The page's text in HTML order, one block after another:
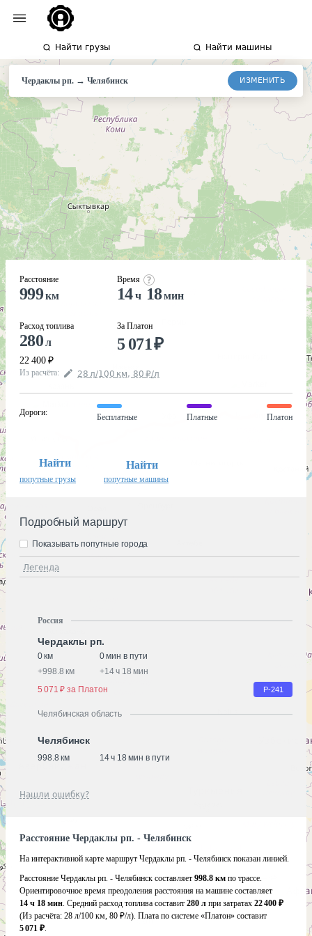
Найти грузы Найти машины
Чердаклы рп.→ Челябинск ИЗМЕНИТЬ
Расстояние
999км
Расход топлива
280л
22 400 ₽
Время
14ч 18мин
За Платон
5 071₽
Из расчёта: 28 л/100 км, 80 ₽/л
Дороги:
Бесплатные Платные Платон
Найти
попутные грузы
Найти
попутные машины
Подробный маршрут
Легенда
Показывать попутные города
Россия
Чердаклы рп.
0 км
0 мин в пути
+998.8 км +14 ч 18 мин
5 071 ₽ за Платон
Р-241
Челябинская область
Челябинск
998.8 км 14 ч 18 мин в пути
Нашли ошибку?
Расстояние Чердаклы рп. - Челябинск
На интерактивной карте маршрут Чердаклы рп. - Челябинск показан линией.
Расстояние Чердаклы рп. - Челябинск составляет 998.8 км по трассе.
Ориентировочное время преодоления расстояния на машине составляет
14 ч 18 мин. Средний расход топлива составит 280 л при затратах 22 400 ₽
(Из расчёта: 28 л/100 км, 80 ₽/л). Плата по системе «Платон» составит
5 071 ₽.